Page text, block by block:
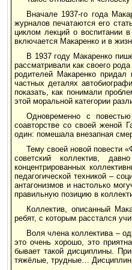
Вначале 1937-го года
журналов печатаются его
циклом лекций о воспитании
включается Макаренко и в
В 1937 году Макаренко
рассматривали как своего
родителей Макаренко
частных деталях
показать, как понимали
этой моральной категории
Одновременно с
соавторстве со своей женой
один: помешала внезапная
Тему своей новой повести
советский коллектив,
концентрированных
педагогической техникой –
антагонизмов и настолько
правильную позицию в
Коллектив, описанный
ребят, с которым расстался
Воля члена коллектива –
это очень хорошо, это
бывает такой дисциплины.
тяжёлые, трудные…